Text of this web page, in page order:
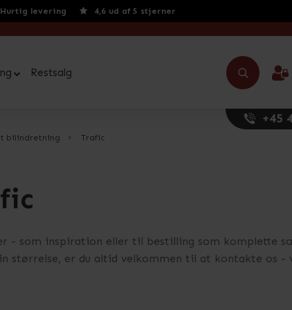
Hurtig levering 4,6 ud af 5 stjerner
Restsalg
+45
bilindretning Trafic
- som inspiration eller til bestilling som komplette
størrelse, er du altid velkommen til at kontakte os -